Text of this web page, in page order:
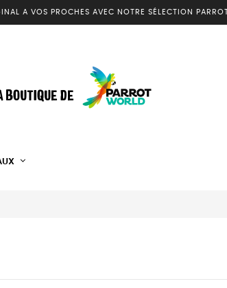
A VOS PROCHES AVEC NOTRE SÉLECTION